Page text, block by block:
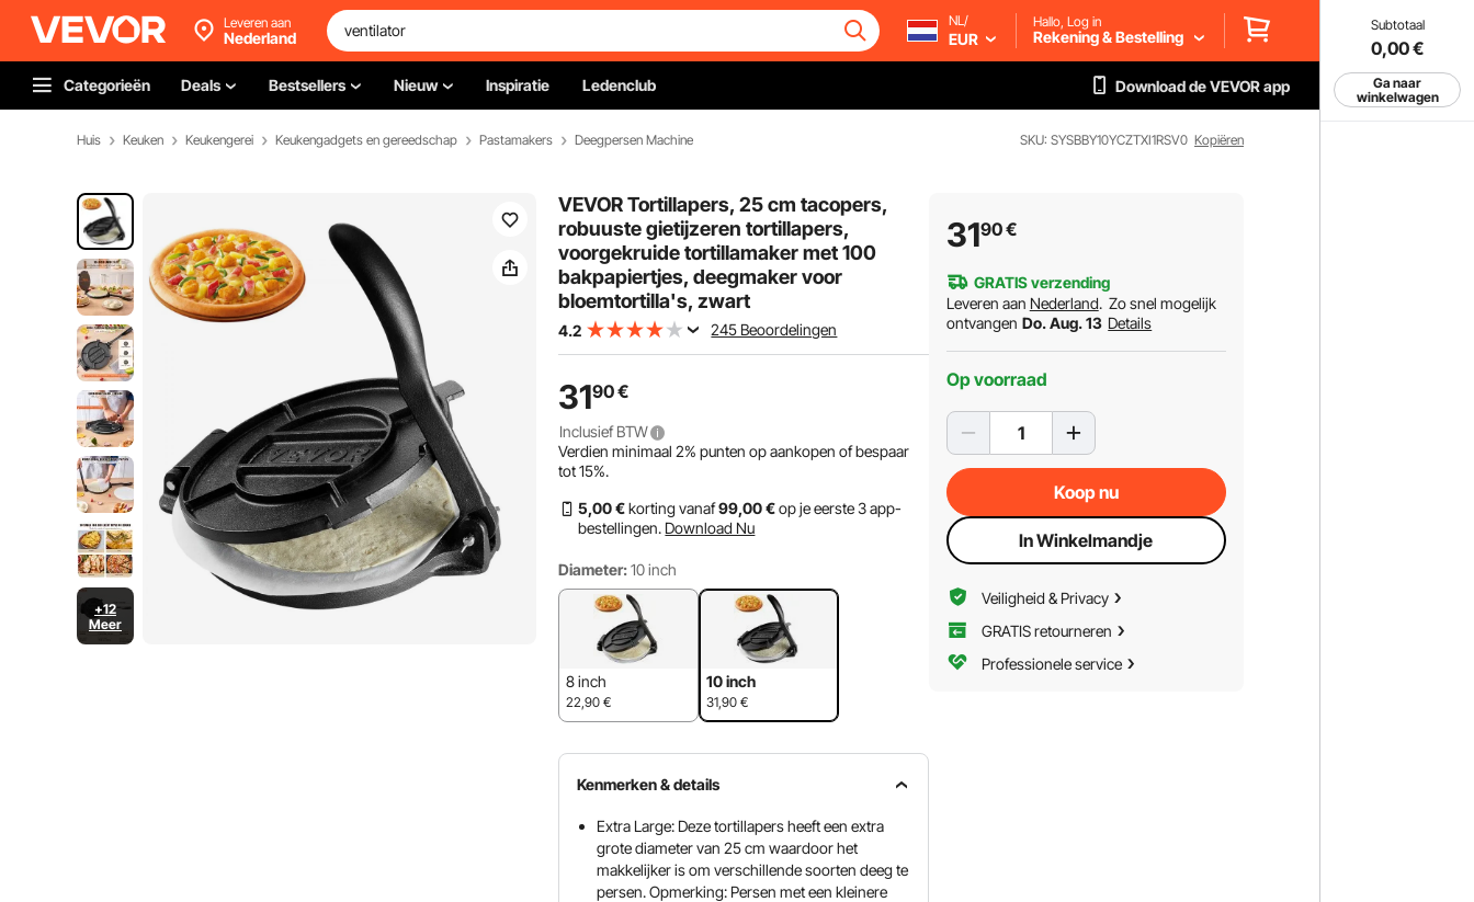
Subtotaal
0,00€
Ga naar
winkelwagen
Leveren aan
Nederland
NL/
EUR
Hallo, Log in
Rekening & Bestelling
Categorieën Deals Bestsellers Nieuw Inspiratie Ledenclub Download de VEVOR app
Huis Keuken Keukengerei Keukengadgets en gereedschap Pastamakers Deegpersen Machine SKU: SYSBBY10YCZTXI1RSV0 Kopiëren
+12
Meer
VEVOR Tortillapers, 25 cm tacopers,
robuuste gietijzeren tortillapers,
voorgekruide tortillamaker met 100
bakpapiertjes, deegmaker voor
bloemtortilla's, zwart
4.2 245 Beoordelingen
3190€
Inclusief BTW
Verdien minimaal2% punten op aankopen of bespaar
tot15%.
5,00 €korting vanaf99,00 €op je eerste 3 app-
bestellingen. Download Nu
Diameter: 10 inch
8 inch
22,90 €
10 inch
31,90 €
Kenmerken & details
Extra Large: Deze tortillapers heeft een extra
grote diameter van 25 cm waardoor het
makkelijker is om verschillende soorten deeg te
persen. Opmerking: Persen met een kleinere
3190€
GRATIS verzending
Leveren aan Nederland. Zo snel mogelijk
ontvangen Do. Aug. 13 Details
Op voorraad
Koop nu
In Winkelmandje
Veiligheid & Privacy
GRATIS retourneren
Professionele service